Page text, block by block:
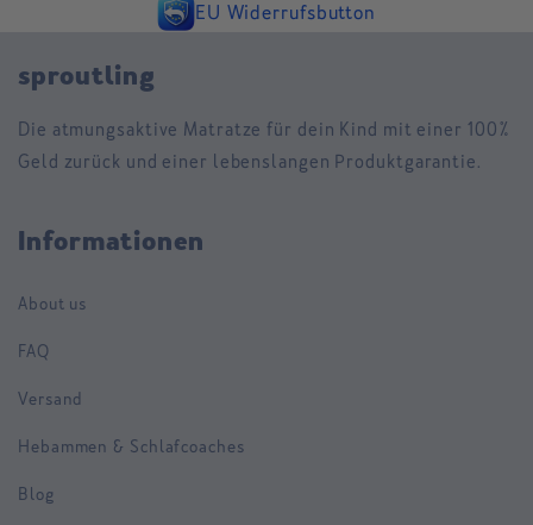
EU Widerrufsbutton
sproutling
Die atmungsaktive Matratze für dein Kind mit einer 100%
Geld zurück und einer lebenslangen Produktgarantie.
Informationen
About us
FAQ
Versand
Hebammen & Schlafcoaches
Blog